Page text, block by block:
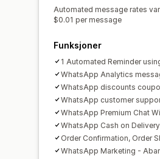
Automated message rates
$0.01 per message
Funksjoner
1 Automated Reminder
WhatsApp Analytics
WhatsApp discounts
WhatsApp customer
WhatsApp Premium Chat
WhatsApp Cash on Delivery
Order Confirmation, Order
WhatsApp Marketing -